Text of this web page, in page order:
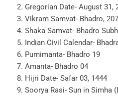
Gregorian Date- August 31,
Vikram Samvat- Bhadro,
Shaka Samvat- Bhadro
Indian Civil Calendar-
Purnimanta- Bhadro 19
Amanta- Bhadro 04
Hijri Date- Safar 03, 1444
Soorya Rasi- Sun in Simha